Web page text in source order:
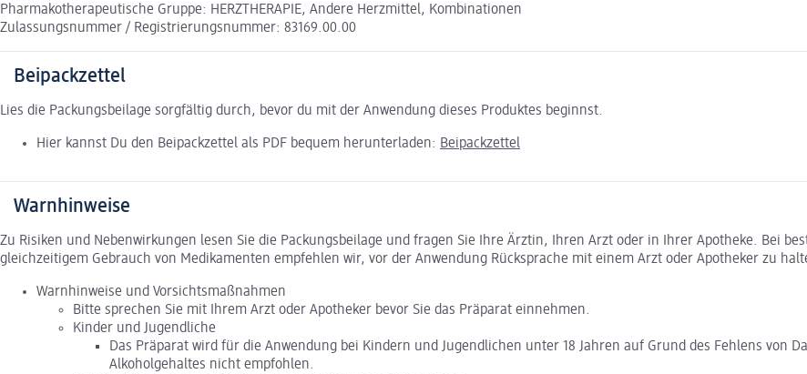
Pharmakotherapeutische Gruppe: HERZTHERAPIE, Andere Herzmittel, Kombinationen
Zulassungsnummer / Registrierungsnummer: 83169.00.00
Beipackzettel
Lies die Packungsbeilage sorgfältig durch, bevor du mit der Anwendung dieses Produktes beginnst.
Hier kannst Du den Beipackzettel als PDF bequem herunterladen: Beipackzettel
Warnhinweise
Zu Risiken und Nebenwirkungen lesen Sie die Packungsbeilage und fragen Sie Ihre Ärztin, Ihren Arzt oder in Ihrer Apotheke. Bei
gleichzeitigem Gebrauch von Medikamenten empfehlen wir, vor der Anwendung Rücksprache mit einem Arzt oder Apotheker zu
Warnhinweise und Vorsichtsmaßnahmen
Bitte sprechen Sie mit Ihrem Arzt oder Apotheker bevor Sie das Präparat einnehmen.
Kinder und Jugendliche
Das Präparat wird für die Anwendung bei Kindern und Jugendlichen unter 18 Jahren auf Grund des Fehlens von
Alkoholgehaltes nicht empfohlen.